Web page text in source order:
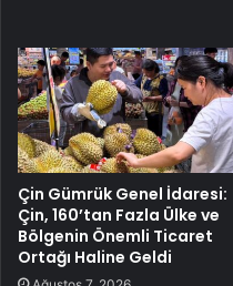
Çin Gümrük Genel İdaresi:
Çin, 160’tan Fazla Ülke ve
Bölgenin Önemli Ticaret
Ortağı Haline Geldi